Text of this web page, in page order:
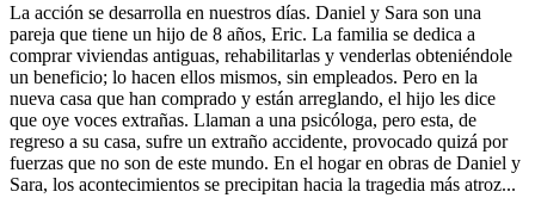
La acción se desarrolla en nuestros días. Daniel y Sara son una
pareja que tiene un hijo de 8 años, Eric. La familia se dedica a
comprar viviendas antiguas, rehabilitarlas y venderlas obteniéndole
un beneficio; lo hacen ellos mismos, sin empleados. Pero en la
nueva casa que han comprado y están arreglando, el hijo les dice
que oye voces extrañas. Llaman a una psicóloga, pero esta, de
regreso a su casa, sufre un extraño accidente, provocado quizá por
fuerzas que no son de este mundo. En el hogar en obras de Daniel y
Sara, los acontecimientos se precipitan hacia la tragedia más atroz...